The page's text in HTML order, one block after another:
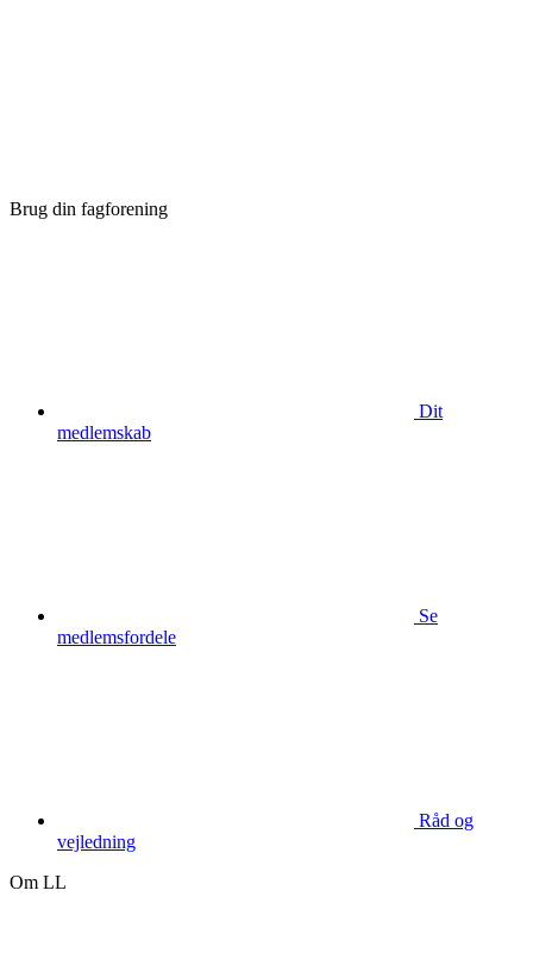
Brug din fagforening
Dit
medlemskab
Se
medlemsfordele
Råd og
vejledning
Om LL